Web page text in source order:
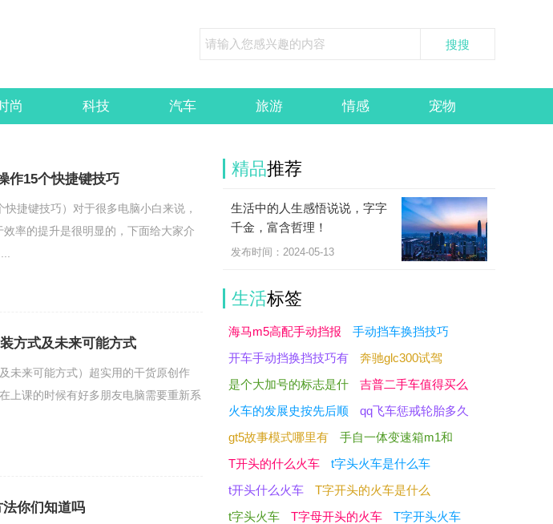
尚 科技 汽车 旅游 情感 宠物
作15个快捷键技巧
捷键技巧）对于很多电脑小白来说，
率的提升是很明显的，下面给大家介
方式及未来可能方式
未来可能方式）超实用的干货原创作
上课的时候有好多朋友电脑需要重新系
你们知道吗
精品推荐
生活中的人生感悟说说，字字
千金，富含哲理！
发布时间：2024-05-13
生活标签
海马m5高配手动挡报
手动挡车换挡技巧
开车手动挡换挡技巧有
奔驰glc300试驾
是个大加号的标志是什
吉普二手车值得买么
火车的发展史按先后顺
qq飞车惩戒轮胎多久
gt5故事模式哪里有
手自一体变速箱m1和
T开头的什么火车
t字头火车是什么车
t开头什么火车
T字开头的火车是什么
t字头火车
T字母开头的火车
T字开头火车